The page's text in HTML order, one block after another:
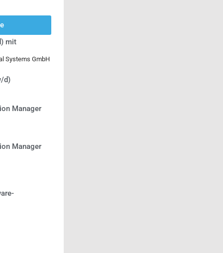
mit
Systems GmbH
d)
Manager
Manager